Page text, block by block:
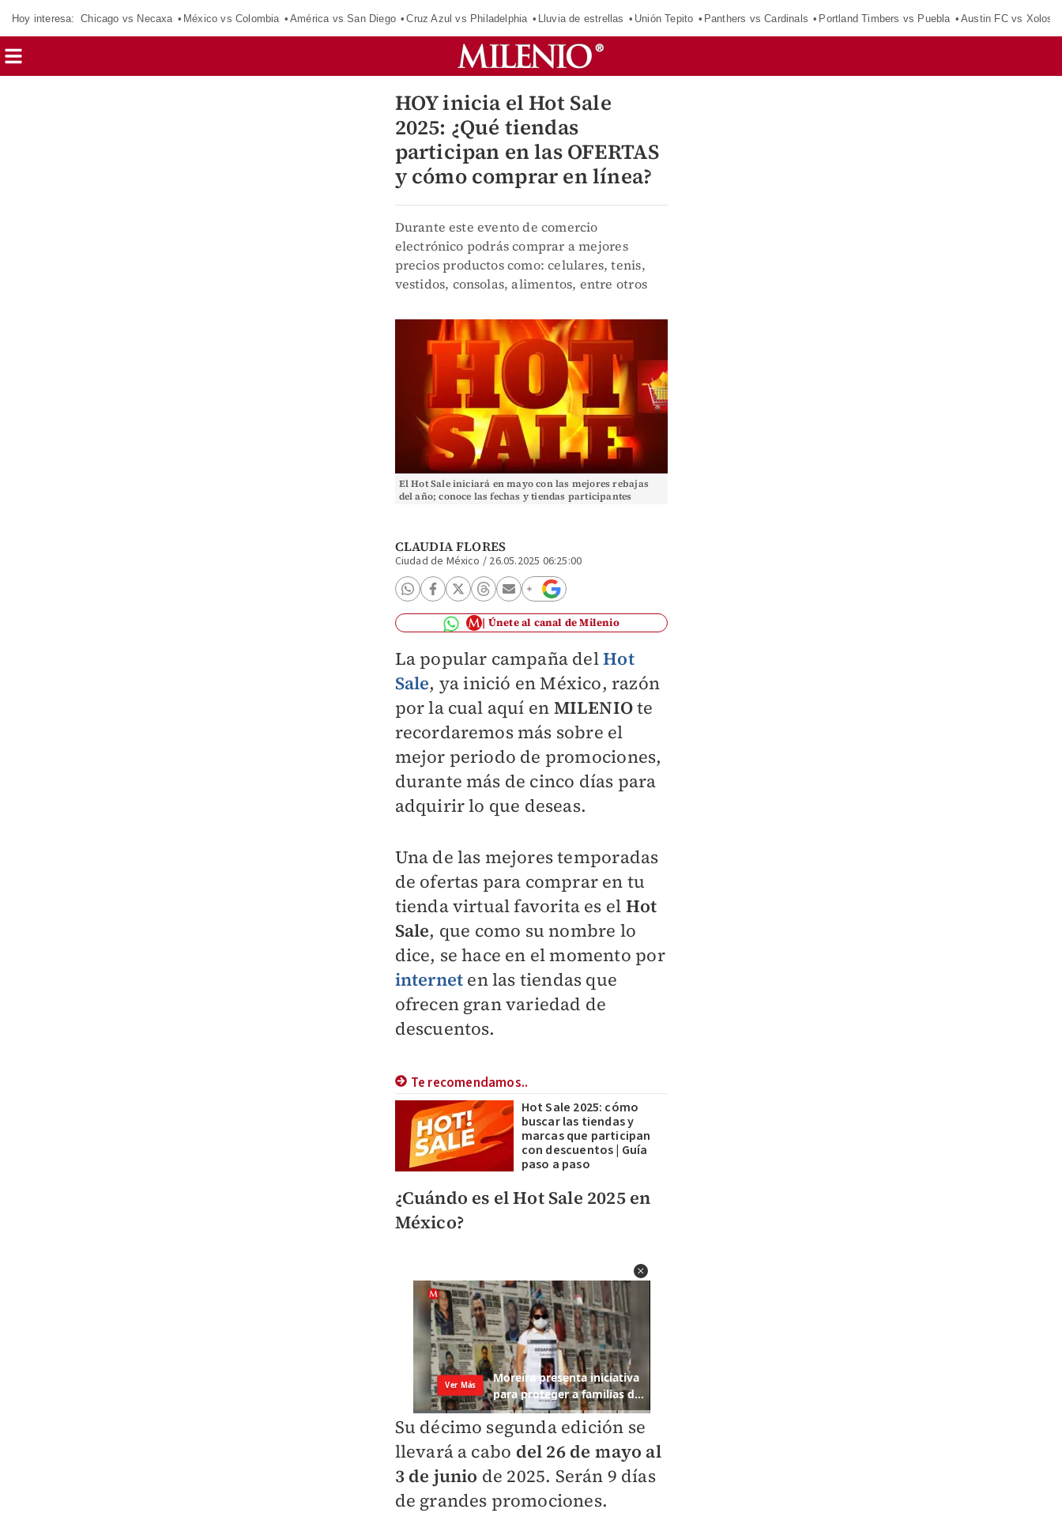
Hoy interesa: Chicago vs Necaxa México vs Colombia América vs San Diego Cruz Azul vs Philadelphia Lluvia de estrellas Unión Tepito Panthers vs Cardinals Portland Timbers vs Puebla Austin FC vs Xolos
HOY inicia el Hot Sale
2025: ¿Qué tiendas
participan en las OFERTAS
y cómo comprar en línea?
Durante este evento de comercio
electrónico podrás comprar a mejores
precios productos como: celulares, tenis,
vestidos, consolas, alimentos, entre otros
El Hot Sale iniciará en mayo con las mejores rebajas
del año; conoce las fechas y tiendas participantes
CLAUDIA FLORES
Ciudad de México / 26.05.2025 06:25:00
Únete al canal de Milenio
La popular campaña delHot
Sale, ya inició en México, razón
por la cual aquí en MILENIOte
recordaremos más sobre el
mejor periodo de promociones,
durante más de cinco días para
adquirir lo que deseas.
Una de las mejores temporadas
de ofertas para comprar en tu
tienda virtual favorita es el Hot
Sale, que como su nombre lo
dice, se hace en el momento por
internet en las tiendas que
ofrecen gran variedad de
descuentos.
Te recomendamos..
Hot Sale 2025: cómo
buscar las tiendas y
marcas que participan
con descuentos | Guía
paso a paso
¿Cuándo es el Hot Sale 2025 en
México?
Su décimo segunda edición se
llevará a cabo del 26 de mayo al
3 de junio de 2025. Serán 9 días
de grandes promociones.